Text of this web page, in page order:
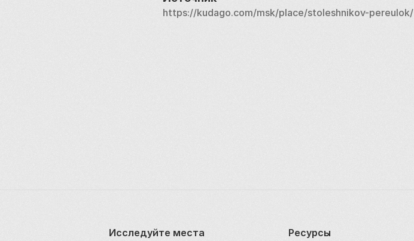
https://kudago.com/msk/place/stoleshnikov-pereulok/
Исследуйте места Ресурсы